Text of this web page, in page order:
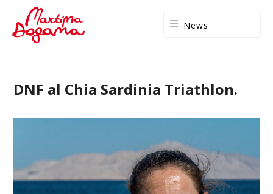
News
DNF al Chia Sardinia Triathlon.